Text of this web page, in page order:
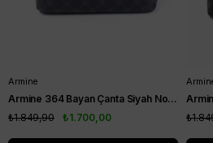
Armine
Armine 364 Bayan Çanta Siyah Noktalı
₺1.700,00
₺1.849,90